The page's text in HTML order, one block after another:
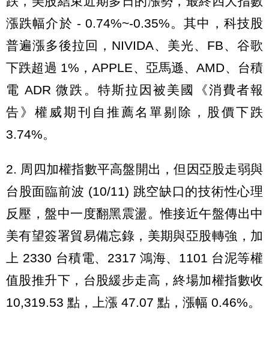
漲跌幅介於 - 0.74%~-0.35%。其中，科技股
普遍漲多後拉回，NIVIDA、美光、FB、谷歌
下跌超過 1%，APPLE、亞馬遜、AMD、台積
電 ADR 微跌。特斯拉因被美國《消費者報
告》權威期刊自推薦名單剔除，股價下跌
3.74%。
2. 周四加權指數平高盤開出，但因亞股走弱與
台股面臨前波 (10/11) 跳空缺口的技術性心理
反壓，盤中一度翻黑震盪。惟接近午盤傳出中
美有望簽署貿易備忘錄，美期與亞股轉強，加
上 2330 台積電、2317 鴻海、1101 台泥等權
值股推升下，台股緩步走高，終場加權指數收
10,319.53 點，上漲 47.07 點，漲幅 0.46%。